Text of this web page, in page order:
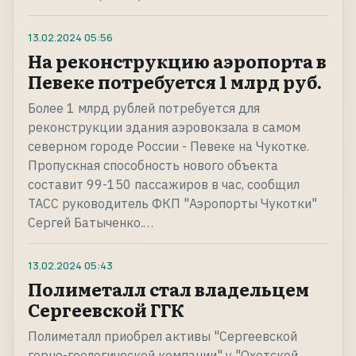
13.02.2024 05:56
На реконструкцию аэропорта в
Певеке потребуется 1 млрд руб.
Более 1 млрд рублей потребуется для
реконструкции здания аэровокзала в самом
северном городе России - Певеке на Чукотке.
Пропускная способность нового объекта
составит 99-150 пассажиров в час, сообщил
ТАСС руководитель ФКП "Аэропорты Чукотки"
Сергей Батыченко.…
13.02.2024 05:43
Полиметалл стал владельцем
Сергеевской ГГК
Полиметалл приобрел активы "Сергеевской